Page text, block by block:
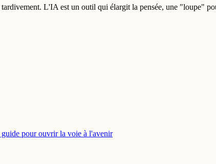
L'IA est un outil qui élargit la pensée, une "loupe"
guide pour ouvrir la voie à l'avenir